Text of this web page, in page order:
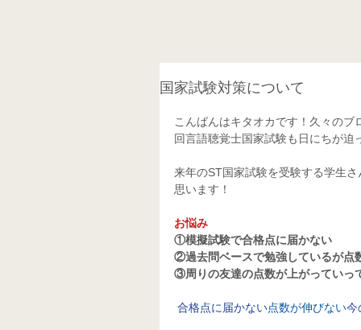
国家試験対策について
こんばんはキタオカです！久々の
回言語聴覚士国家試験も日にちが迫
来年のST国家試験を受験する学生
思います！
お悩み
①模擬試験で合格点に届かない
②過去問ベースで勉強しているが点
③周りの友達の点数が上がっていっ
合格点に届かない点数が伸びない今